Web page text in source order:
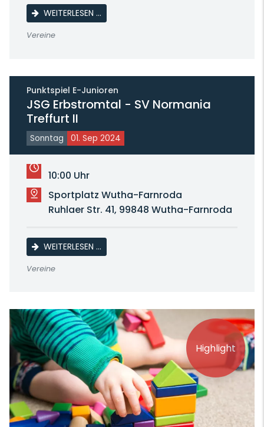
WEITERLESEN …SAMMLERTREFFEN DER
Vereine
Punktspiel E-Junioren
JSG Erbstromtal - SV Normania
Treffurt II
Sonntag 01. Sep 2024
10:00 Uhr
Sportplatz Wutha-Farnroda
Ruhlaer Str. 41, 99848 Wutha-Farnroda
WEITERLESEN …JSG ERBSTROMTAL - SV NORMANIA
Vereine
Highlight